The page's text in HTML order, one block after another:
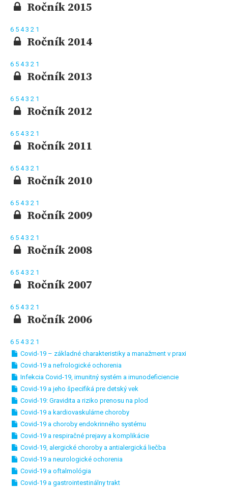
Ročník 2015
6 5 43 2 1
Ročník 2014
6 5 43 2 1
Ročník 2013
6 5 43 2 1
Ročník 2012
6 5 43 2 1
Ročník 2011
6 5 43 2 1
Ročník 2010
6 5 43 2 1
Ročník 2009
6 5 43 2 1
Ročník 2008
6 5 43 2 1
Ročník 2007
6 5 43 2 1
Ročník 2006
6 5 43 2 1
Covid-19 – základné charakteristiky a manažment v praxi
Covid-19 a nefrologické ochorenia
Infekcia Covid-19, imunitný systém a imunodeficiencie
Covid-19 a jeho špecifiká pre detský vek
Covid-19: Gravidita a riziko prenosu na plod
Covid-19 a kardiovaskulárne choroby
Covid-19 a choroby endokrinného systému
Covid-19 a respiračné prejavy a komplikácie
Covid-19, alergické choroby a antialergická liečba
Covid-19 a neurologické ochorenia
Covid-19 a oftalmológia
Covid-19 a gastrointestinálny trakt